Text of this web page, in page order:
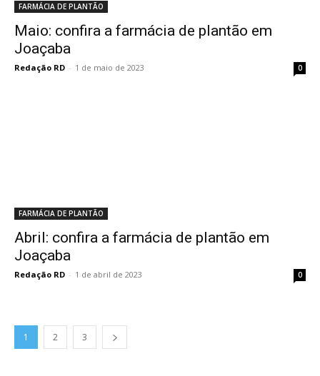
FARMÁCIA DE PLANTÃO
Maio: confira a farmácia de plantão em
Joaçaba
Redação RD - 1 de maio de 2023 0
FARMÁCIA DE PLANTÃO
Abril: confira a farmácia de plantão em
Joaçaba
Redação RD - 1 de abril de 2023 0
1 2 3